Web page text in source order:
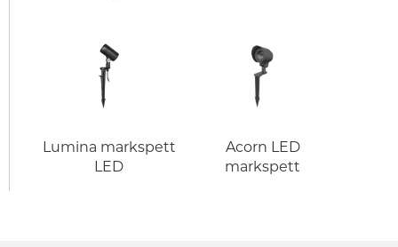
Lumina markspett
LED
Acorn LED
markspett